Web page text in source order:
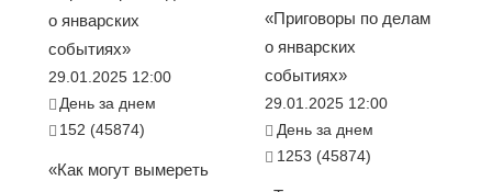
о январских
событиях»
29.01.2025 12:00
День за днем
152 (45874)
«Как могут вымереть
«Приговоры по делам
о январских
событиях»
29.01.2025 12:00
День за днем
1253 (45874)